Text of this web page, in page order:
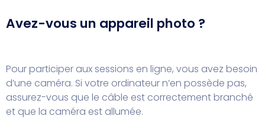
Avez-vous un appareil photo ?
Pour participer aux sessions en ligne, vous avez besoin
d’une caméra. Si votre ordinateur n’en possède pas,
assurez-vous que le câble est correctement branché
et que la caméra est allumée.